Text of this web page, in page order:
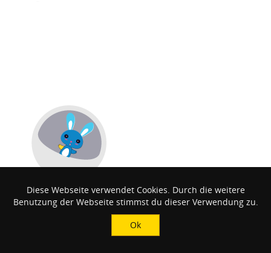
Diese Webseite verwendet Cookies. Durch die weitere
Benutzung der Webseite stimmst du dieser Verwendung zu.
Ok